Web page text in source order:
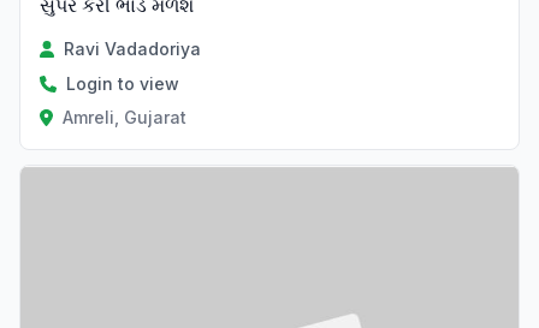
સુપર કેરી ભાડે મળશે
Ravi Vadadoriya
Login to view
Amreli, Gujarat